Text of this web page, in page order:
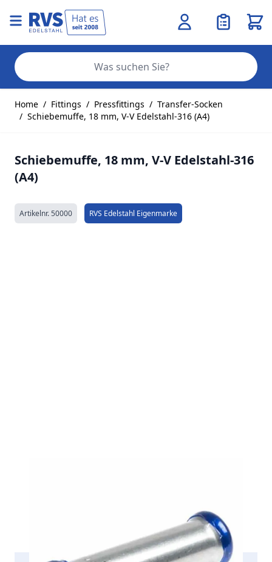
Home / Fittings / Pressfittings / Transfer-Socken
/ Schiebemuffe, 18 mm, V-V Edelstahl-316 (A4)
Schiebemuffe, 18 mm, V-V Edelstahl-316
(A4)
Artikelnr.50000 RVS Edelstahl Eigenmarke